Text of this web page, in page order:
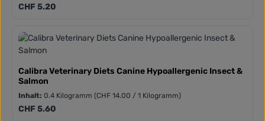
Regulärer Preis:
CHF 5.20
Calibra Veterinary Diets Canine Hypoallergenic Insect &
Salmon
Inhalt:0.4 Kilogramm(CHF 14.00 / 1 Kilogramm)
Regulärer Preis:
CHF 5.60